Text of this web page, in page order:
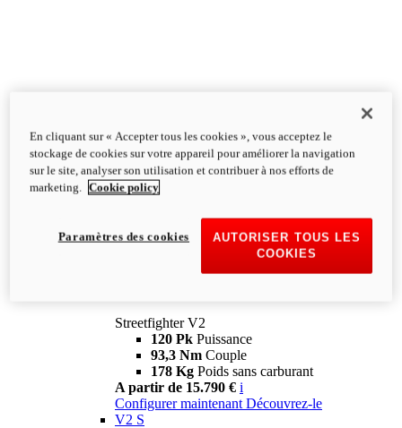
Streetfighter V2
120 Pk Puissance
93,3 Nm Couple
178 Kg Poids sans carburant
A partir de 15.790 € i
Configurer maintenant Découvrez-le
V2 S
En cliquant sur « Accepter tous les cookies », vous acceptez le
stockage de cookies sur votre appareil pour améliorer la navigation
sur le site, analyser son utilisation et contribuer à nos efforts de
marketing.
Cookie policy
AUTORISER TOUS LES
COOKIES
Paramètres des cookies